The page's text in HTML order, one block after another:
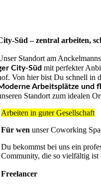
Süd – zentral ar­bei­ten,
Standort am
City-Südmit perfekter
Von hier bist Du schnell in
Arbeitsplätze und
Standort zum idealen
Arbeiten in guter Gesellschaft
Für wen unser Coworking
Du bekommst bei uns ein
Community, die so vielfältig ist
Freelancer